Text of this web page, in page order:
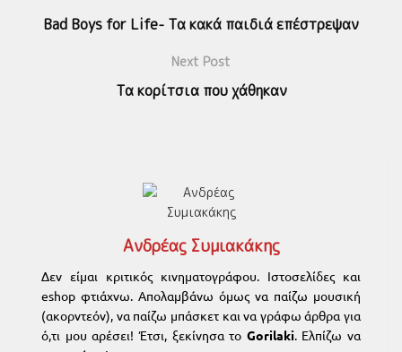
Bad Boys for Life- Τα κακά παιδιά επέστρεψαν
Next Post
Τα κορίτσια που χάθηκαν
Ανδρέας Συμιακάκης
Δεν είμαι κριτικός κινηματογράφου. Ιστοσελίδες και
eshop φτιάχνω. Απολαμβάνω όμως να παίζω μουσική
(ακορντεόν), να παίζω μπάσκετ και να γράφω άρθρα για
ό,τι μου αρέσει! Έτσι, ξεκίνησα το Gorilaki. Ελπίζω να